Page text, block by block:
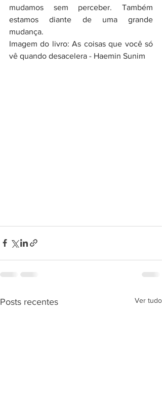
mudamos sem perceber. Também
estamos diante de uma grande
mudança.
Imagem do livro: As coisas que você só
vê quando desacelera - Haemin Sunim
Posts recentes Ver tudo